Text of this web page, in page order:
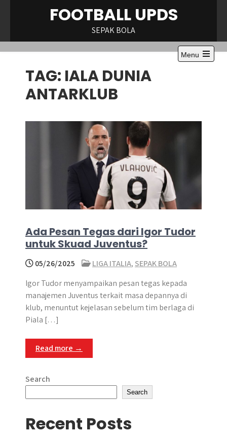
FOOTBALL UPDS
SEPAK BOLA
Menu
Open
TAG: IALA DUNIA
ANTARKLUB
Ada Pesan Tegas dari Igor Tudor
untuk Skuad Juventus?
05/26/2025 LIGA ITALIA, SEPAK BOLA
Igor Tudor menyampaikan pesan tegas kepada
manajemen Juventus terkait masa depannya di
klub, menuntut kejelasan sebelum tim berlaga di
Piala […]
Read more →
Search
Search
Recent Posts